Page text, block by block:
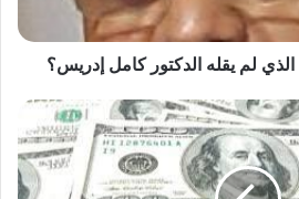
الذي لم يقله الدكتور كامل إدريس؟